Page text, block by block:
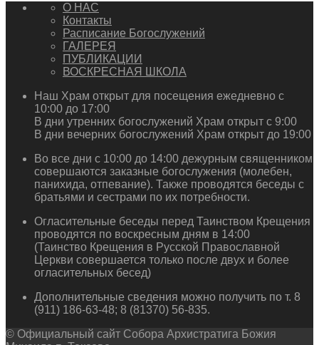
О НАС
Контакты
Расписание Богослужений
ГАЛЕРЕЯ
ПУБЛИКАЦИИ
ВОСКРЕСНАЯ ШКОЛА
Наш Храм открыт для посещения ежедневно с
10:00 до 17:00
В дни утренних богослужений Храм открыт с 9:00
В дни вечерних богослужений Храм открыт до 19:00
Во все дни с 10:00 до 14:00 дежурным священником
совершаются заказные богослужения (молебен,
панихида, отпевание). Также проводятся беседы с
братьями и сестрами по их потребности.
Огласительные беседы перед Таинством Крещения
проводятся по воскресным дням в 14:00
(Таинство Крещения в Русской Православной
Церкви совершается только после двух и более
огласительных бесед)
Дополнительные сведения можно получить по т. 8
(911) 186-63-48; 8 (81370) 56-835.
© Официальный сайт Собора Архистратига Божия